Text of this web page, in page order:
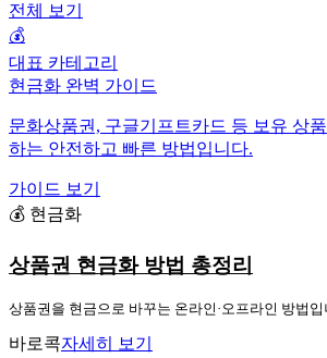
전체 보기
💰
대표 카테고리
현금화 완벽 가이드
문화상품권, 구글기프트카드 등 보유 상
하는 안전하고 빠른 방법입니다.
가이드 보기
💰 현금화
상품권 현금화 방법 총정리
상품권을 현금으로 바꾸는 온라인·오프라인 방법입
바로콕자세히 보기